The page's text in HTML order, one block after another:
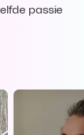
passie